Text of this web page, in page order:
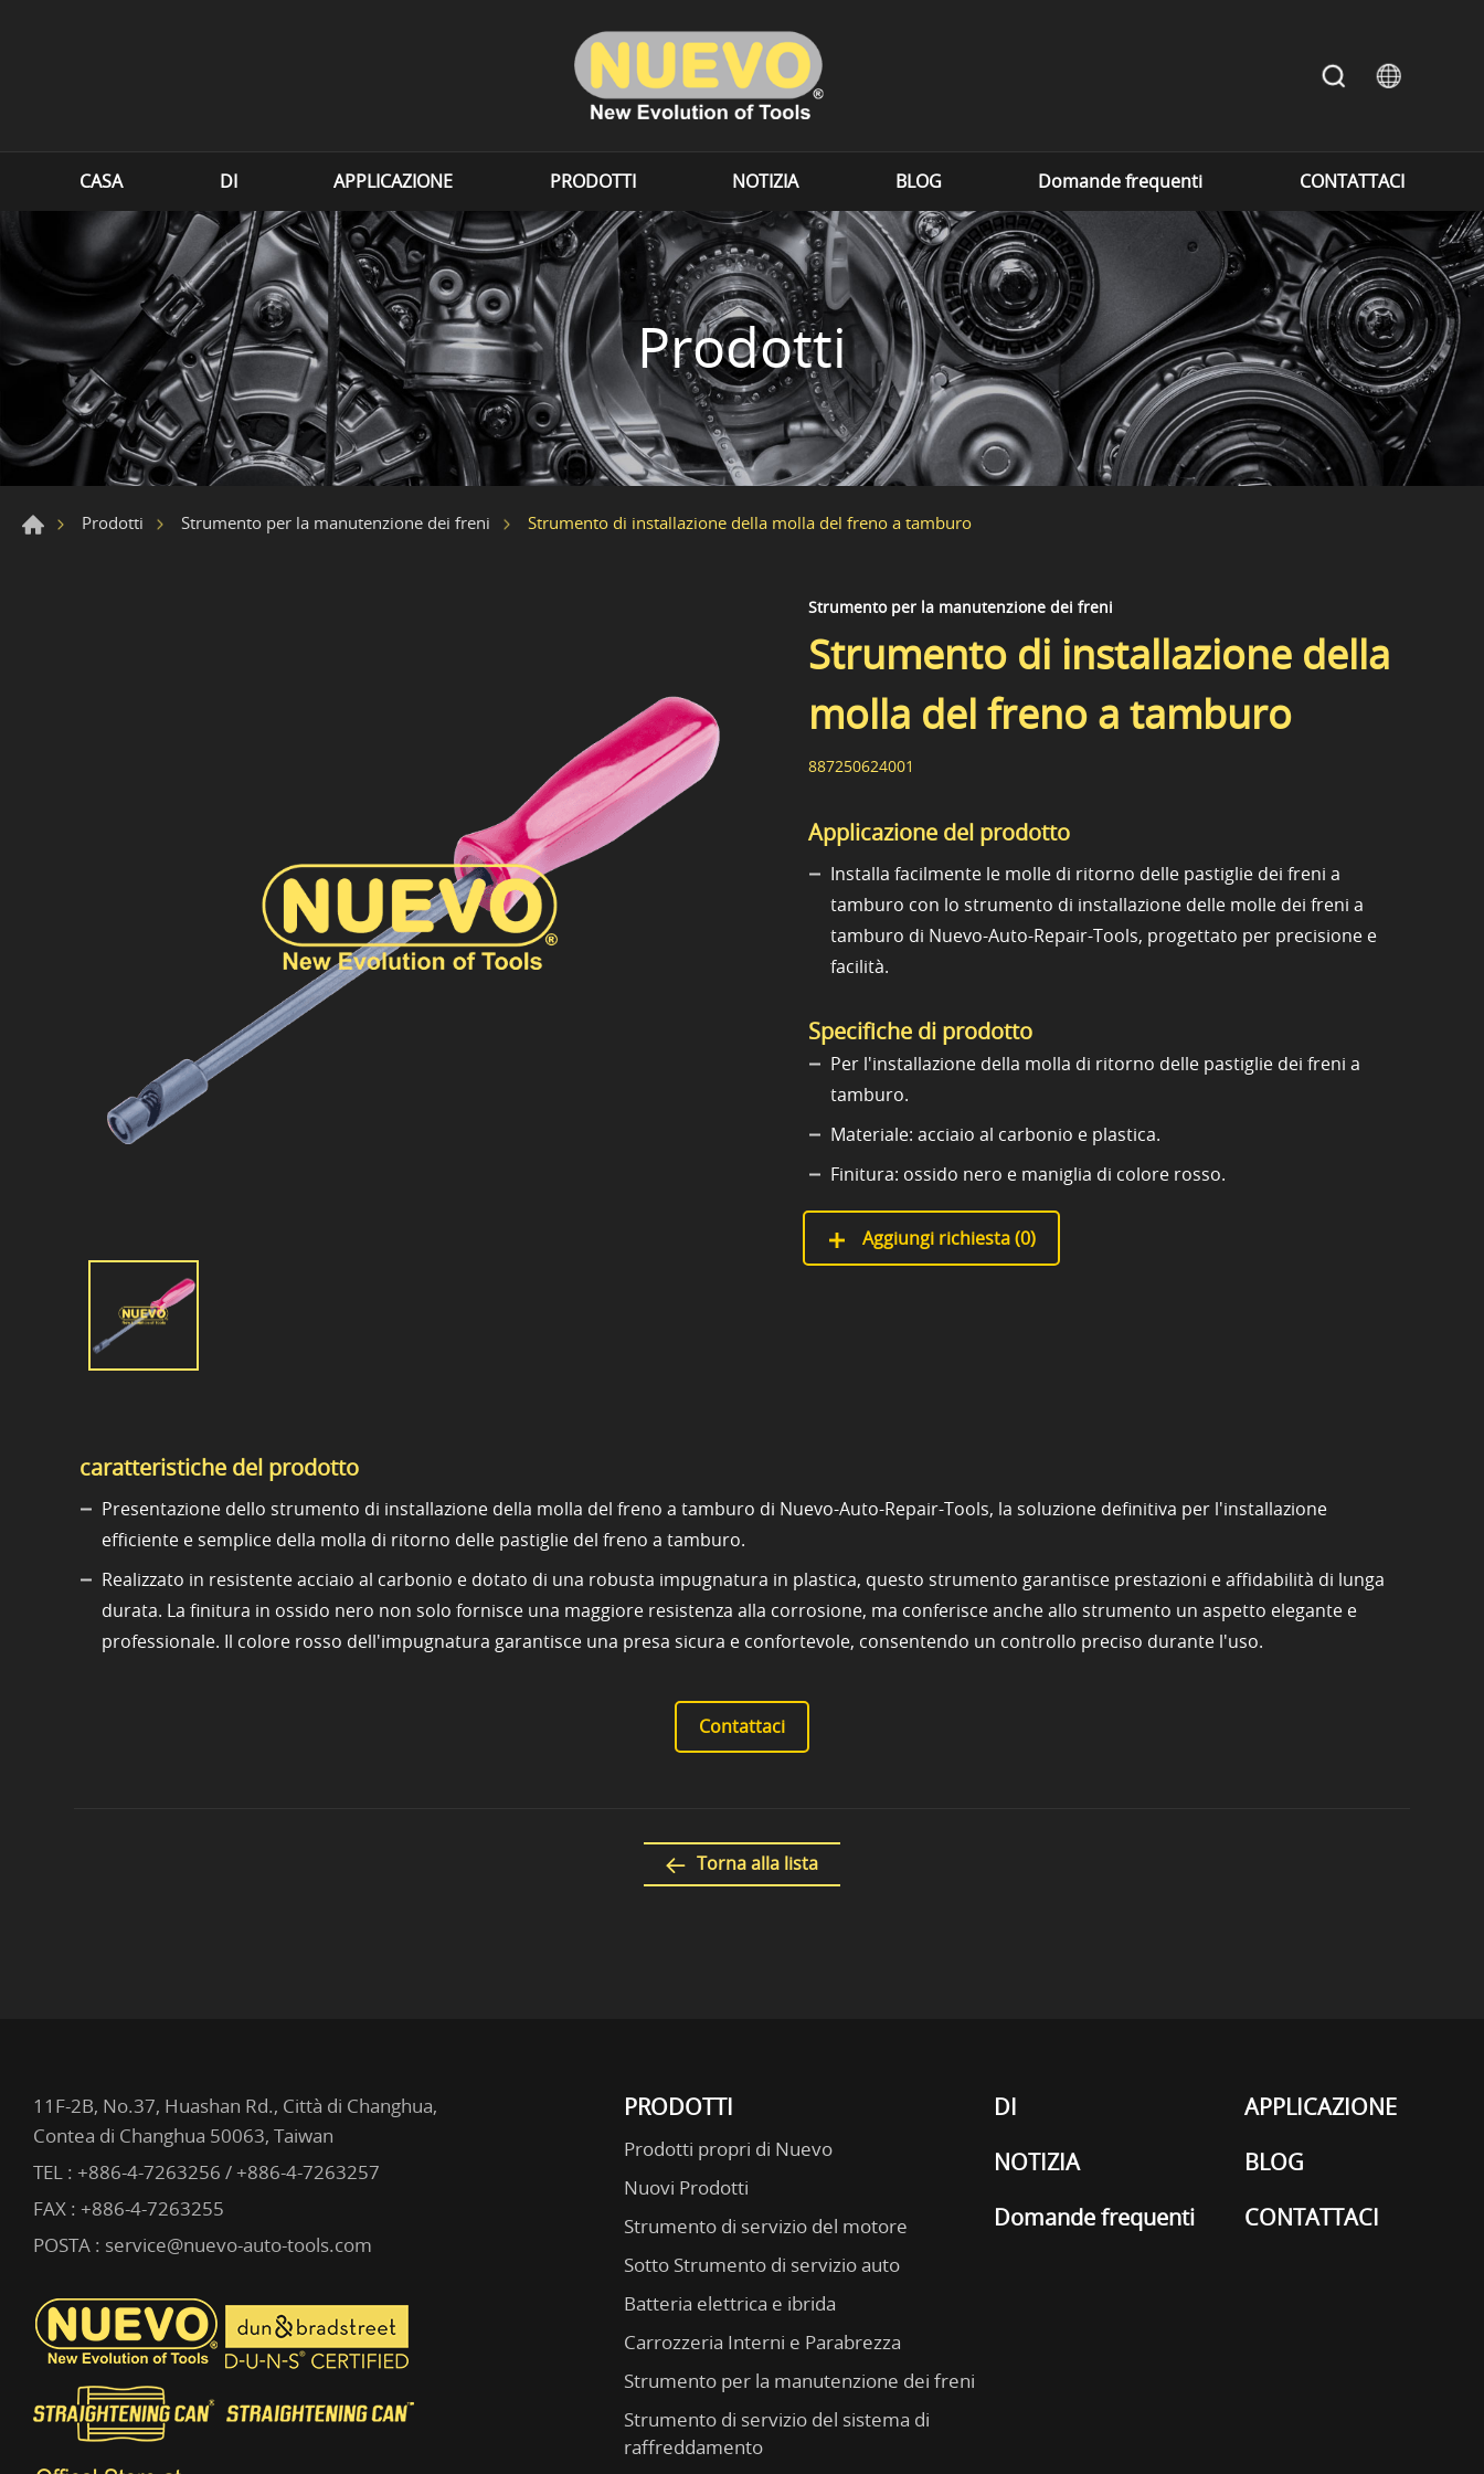
CASA DI APPLICAZIONE PRODOTTI NOTIZIA BLOG Domande frequenti CONTATTACI
Prodotti
Prodotti Strumento per la manutenzione dei freni Strumento di installazione della molla del freno a tamburo
Strumento per la manutenzione dei freni
Strumento di installazione della
molla del freno a tamburo
887250624001
Applicazione del prodotto
Installa facilmente le molle di ritorno delle pastiglie dei freni a
tamburo con lo strumento di installazione delle molle dei freni a
tamburo di Nuevo-Auto-Repair-Tools, progettato per precisione e
facilità.
Specifiche di prodotto
Per l'installazione della molla di ritorno delle pastiglie dei freni a
tamburo.
Materiale: acciaio al carbonio e plastica.
Finitura: ossido nero e maniglia di colore rosso.
Aggiungi richiesta (0)
caratteristiche del prodotto
Presentazione dello strumento di installazione della molla del freno a tamburo di Nuevo-Auto-Repair-Tools, la soluzione definitiva per l'installazione
efficiente e semplice della molla di ritorno delle pastiglie del freno a tamburo.
Realizzato in resistente acciaio al carbonio e dotato di una robusta impugnatura in plastica, questo strumento garantisce prestazioni e affidabilità di lunga
durata. La finitura in ossido nero non solo fornisce una maggiore resistenza alla corrosione, ma conferisce anche allo strumento un aspetto elegante e
professionale. Il colore rosso dell'impugnatura garantisce una presa sicura e confortevole, consentendo un controllo preciso durante l'uso.
Contattaci
Torna alla lista
PRODOTTI
Prodotti propri di Nuevo
Nuovi Prodotti
Strumento di servizio del motore
Sotto Strumento di servizio auto
Batteria elettrica e ibrida
Carrozzeria Interni e Parabrezza
Strumento per la manutenzione dei freni
Strumento di servizio del sistema di
raffreddamento
DI
APPLICAZIONE
NOTIZIA
BLOG
Domande frequenti
CONTATTACI
11F-2B, No.37, Huashan Rd., Città di Changhua,
Contea di Changhua 50063, Taiwan
TEL : +886-4-7263256 / +886-4-7263257
FAX : +886-4-7263255
POSTA : service@nuevo-auto-tools.com